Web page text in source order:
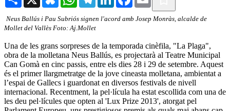
Neus Ballús i Pau Subriós signen l'acord amb Josep Monràs, alcalde de
Mollet del Vallès Foto: Aj.Mollet
Una de les grans sorpreses de la temporada cinèfila, "La Plaga",
obra de la molletana Neus Ballús, es projectarà al Teatre Municipal
Can Gomà en cinc passis, entre els dies 28 i 29 de setembre. Aquest
és el primer llargmetratge de la jove cineasta molletana, ambientat a
l’espai de Gallecs i guardonat en diversos festivals de nivell
internacional. Recentment, la pel·lícula ha estat escollida com una de
les deu pel·lícules que opten al 'Lux Prize 2013', atorgat pel